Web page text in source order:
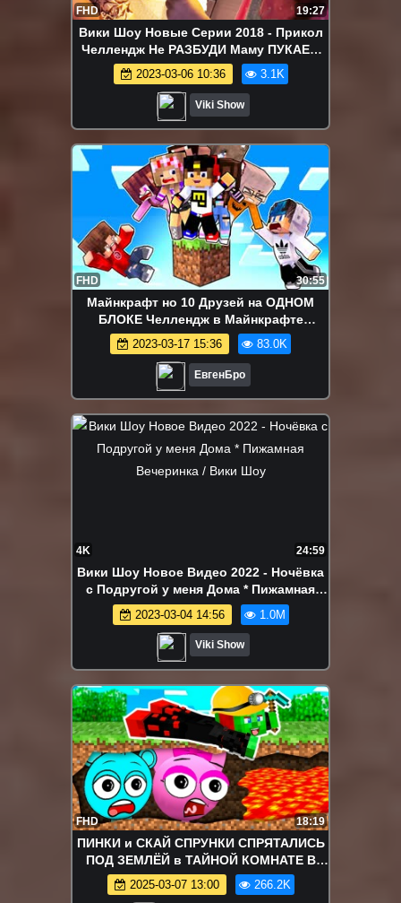
FHD 19:27
Вики Шоу Новые Серии 2018 - Прикол
Челлендж Не РАЗБУДИ Маму ПУКАЕМ
Игрушкой Пердушкой ВЗРЫВАЕМ
Хлопушку / Вики Шоу
2023-03-06 10:36 3.1K
Viki Show
FHD 30:55
Майнкрафт но 10 Друзей на ОДНОМ
БЛОКЕ Челлендж в Майнкрафте
Троллинг Ловушка Minecraft ЕвгенБро
2023-03-17 15:36 83.0K
ЕвгенБро
4K 24:59
Вики Шоу Новое Видео 2022 - Ночёвка
с Подругой у меня Дома * Пижамная
Вечеринка / Вики Шоу
2023-03-04 14:56 1.0M
Viki Show
FHD 18:19
ПИНКИ и СКАЙ СПРУНКИ СПРЯТАЛИСЬ
ПОД ЗЕМЛЁЙ в ТАЙНОЙ КОМНАТЕ В
МАЙНКРАФТ
2025-03-07 13:00 266.2K